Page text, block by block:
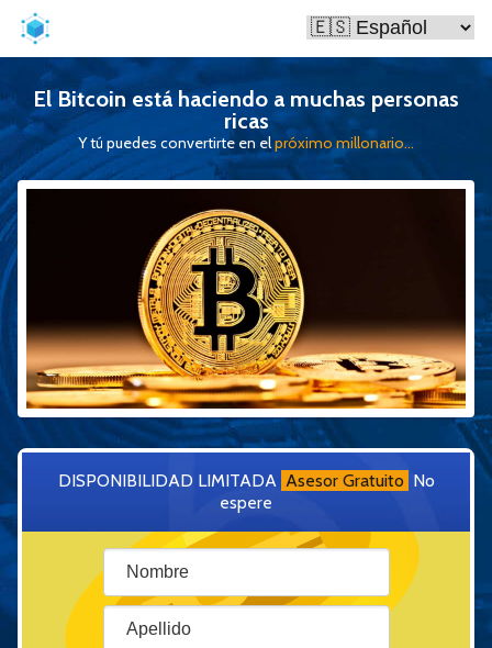
El Bitcoin está haciendo a muchas personas
ricas
Y tú puedes convertirte en elpróximo millonario...
DISPONIBILIDAD LIMITADA Asesor Gratuito No
espere